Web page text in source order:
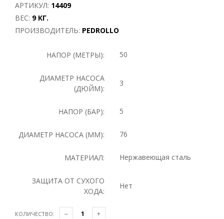
АРТИКУЛ: 14409
ВЕС: 9 КГ.
ПРОИЗВОДИТЕЛЬ: PEDROLLO
НАПОР (МЕТРЫ): 50
ДИАМЕТР НАСОСА
(ДЮЙМ):
3
НАПОР (БАР): 5
ДИАМЕТР НАСОСА (ММ): 76
МАТЕРИАЛ: Нержавеющая сталь
ЗАЩИТА ОТ СУХОГО
ХОДА:
Нет
КОЛИЧЕСТВО: